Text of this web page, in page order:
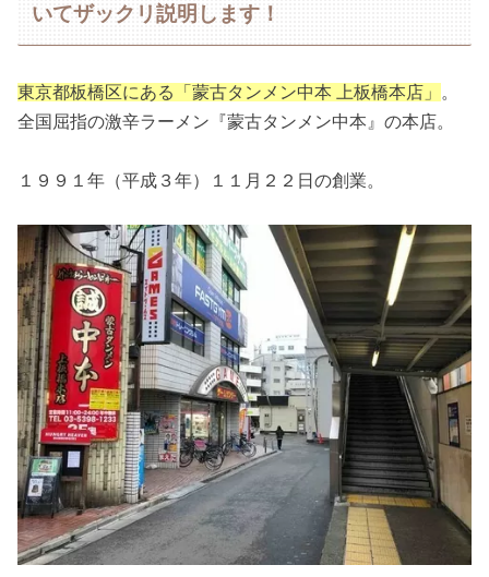
いてザックリ説明します！
東京都板橋区にある「蒙古タンメン中本 上板橋本店」
。
全国屈指の激辛ラーメン『蒙古タンメン中本』の本店。
１９９１年（平成３年）１１月２２日の創業。